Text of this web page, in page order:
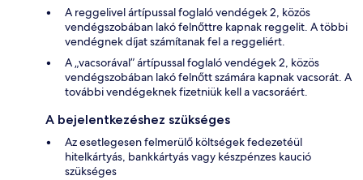
A reggelivel ártípussal foglaló vendégek 2, közös
vendégszobában lakó felnőttre kapnak reggelit. A többi
vendégnek díjat számítanak fel a reggeliért.
A „vacsorával” ártípussal foglaló vendégek 2, közös
vendégszobában lakó felnőtt számára kapnak vacsorát. A
további vendégeknek fizetniük kell a vacsoráért.
A bejelentkezéshez szükséges
Az esetlegesen felmerülő költségek fedezetéül
hitelkártyás, bankkártyás vagy készpénzes kaució
szükséges